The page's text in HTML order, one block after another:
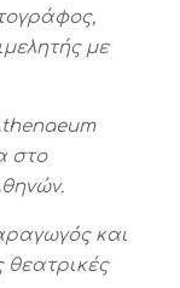
με
στο
και
θεατρικές